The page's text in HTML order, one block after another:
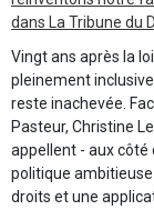
dans La Tribune du
Vingt ans après la
pleinement
reste inachevée.
Pasteur, Christine
appellent - aux côté
politique
droits et une